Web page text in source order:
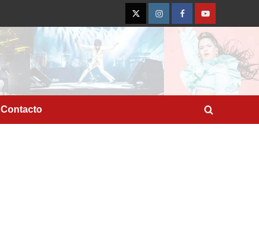
TwitterInstagramFacebookYouTube
Contacto